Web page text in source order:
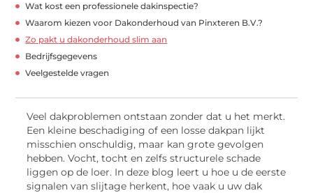
Wat kost een professionele dakinspectie?
Waarom kiezen voor Dakonderhoud van Pinxteren B.V.?
Zo pakt u dakonderhoud slim aan
Bedrijfsgegevens
Veelgestelde vragen
Veel dakproblemen ontstaan zonder dat u het merkt.
Een kleine beschadiging of een losse dakpan lijkt
misschien onschuldig, maar kan grote gevolgen
hebben. Vocht, tocht en zelfs structurele schade
liggen op de loer. In deze blog leert u hoe u de eerste
signalen van slijtage herkent, hoe vaak u uw dak